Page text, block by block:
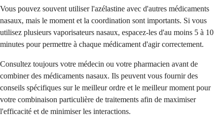
Vous pouvez souvent utiliser l'azélastine avec d'autres médicaments
nasaux, mais le moment et la coordination sont importants. Si vous
utilisez plusieurs vaporisateurs nasaux, espacez-les d'au moins 5 à 10
minutes pour permettre à chaque médicament d'agir correctement.
Consultez toujours votre médecin ou votre pharmacien avant de
combiner des médicaments nasaux. Ils peuvent vous fournir des
conseils spécifiques sur le meilleur ordre et le meilleur moment pour
votre combinaison particulière de traitements afin de maximiser
l'efficacité et de minimiser les interactions.